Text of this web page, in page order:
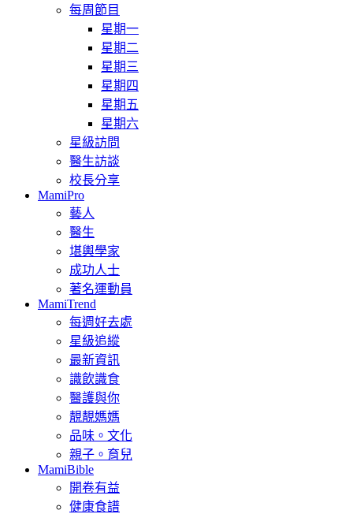
每周節目
星期一
星期二
星期三
星期四
星期五
星期六
星級訪問
醫生訪談
校長分享
MamiPro
藝人
醫生
堪輿學家
成功人士
著名運動員
MamiTrend
每週好去處
星級追縱
最新資訊
識飲識食
醫護與你
靚靚媽媽
品味。文化
親子。育兒
MamiBible
開卷有益
健康食譜